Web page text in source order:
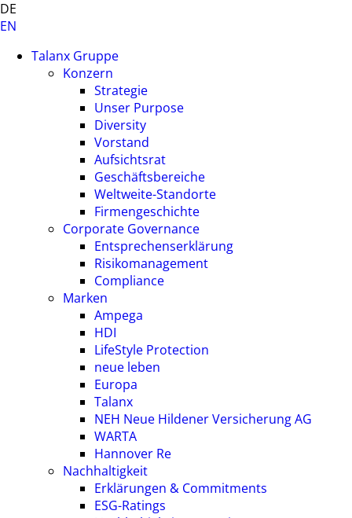
DE
EN
Talanx Gruppe
Konzern
Strategie
Unser Purpose
Diversity
Vorstand
Aufsichtsrat
Geschäftsbereiche
Weltweite-Standorte
Firmengeschichte
Corporate Governance
Entsprechenserklärung
Risikomanagement
Compliance
Marken
Ampega
HDI
LifeStyle Protection
neue leben
Europa
Talanx
NEH Neue Hildener Versicherung AG
WARTA
Hannover Re
Nachhaltigkeit
Erklärungen & Commitments
ESG-Ratings